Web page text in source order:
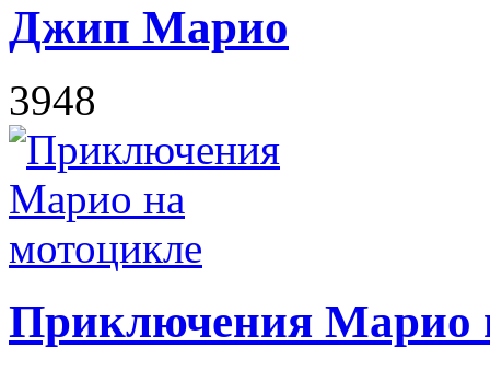
Джип Марио
3948
Приключения Марио